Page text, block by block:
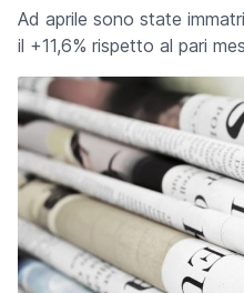
Ad aprile sono state
il +11,6% rispetto al pari